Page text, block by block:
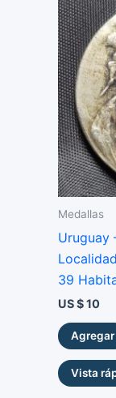
Medallas
Uruguay
39
US $10
Agregar
Vista